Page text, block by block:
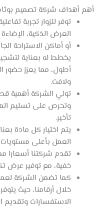
أهم أهداف شركة تصميم
توفر للزوار تجربة
العرض الذكية، الإضاءة
أو أماكن الاستراحة
يخطط له بعناية
أطول، مما يعزز حضور
ولافت.
تولي الشركة أهمية
وتحرص على تسليم
تأخير.
يتم اختيار كل مادة
العمل بأعلى
تقدم شركتنا أسعارا
خفية، مع توفير عرض
كما تضمن الشركة
خلال أرقامنا، حيث
الاستفسارات